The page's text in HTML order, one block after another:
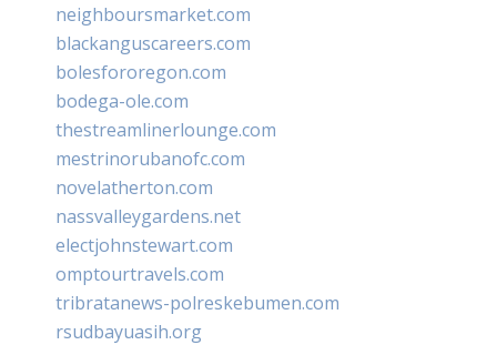
neighboursmarket.com
blackanguscareers.com
bolesfororegon.com
bodega-ole.com
thestreamlinerlounge.com
mestrinorubanofc.com
novelatherton.com
nassvalleygardens.net
electjohnstewart.com
omptourtravels.com
tribratanews-polreskebumen.com
rsudbayuasih.org